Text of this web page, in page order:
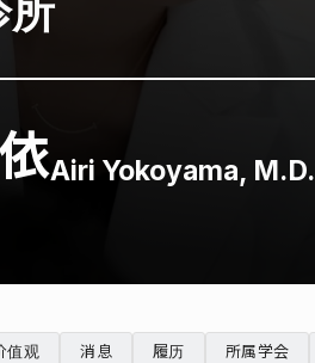
所
Airi Yokoyama, M.D.
值观 消息 履历 所属学会